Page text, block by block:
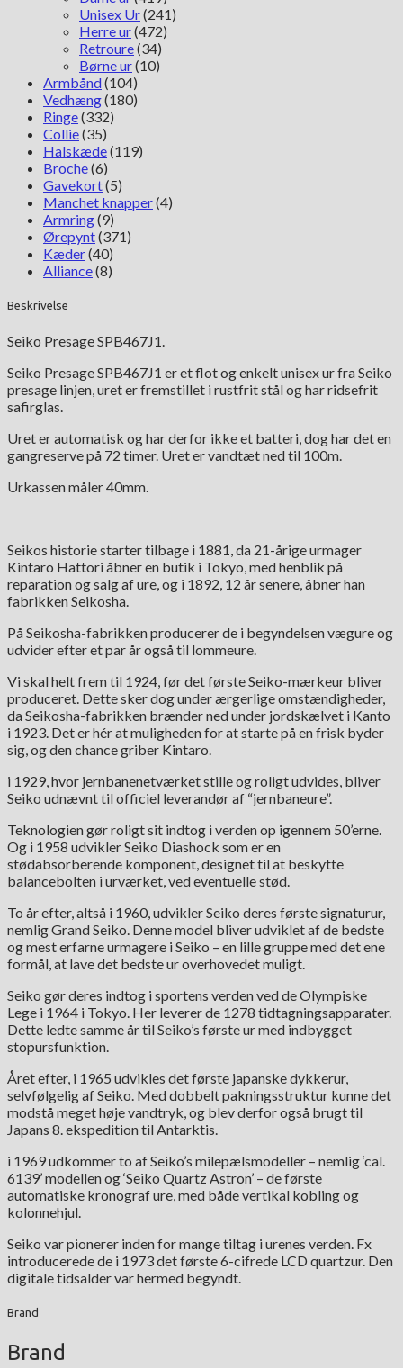
Unisex Ur(241)
Herre ur(472)
Retroure(34)
Børne ur(10)
Armbånd(104)
Vedhæng(180)
Ringe(332)
Collie(35)
Halskæde(119)
Broche(6)
Gavekort(5)
Manchet knapper(4)
Armring(9)
Ørepynt(371)
Kæder(40)
Alliance(8)
Beskrivelse
Seiko Presage SPB467J1.
Seiko Presage SPB467J1 er et flot og enkelt unisex ur fra Seiko
presage linjen, uret er fremstillet i rustfrit stål og har ridsefrit
safirglas.
Uret er automatisk og har derfor ikke et batteri, dog har det en
gangreserve på 72 timer. Uret er vandtæt ned til 100m.
Urkassen måler 40mm.
Seikos historie starter tilbage i 1881, da 21-årige urmager
Kintaro Hattori åbner en butik i Tokyo, med henblik på
reparation og salg af ure, og i 1892, 12 år senere, åbner han
fabrikken Seikosha.
På Seikosha-fabrikken producerer de i begyndelsen vægure og
udvider efter et par år også til lommeure.
Vi skal helt frem til 1924, før det første Seiko-mærkeur bliver
produceret. Dette sker dog under ærgerlige omstændigheder,
da Seikosha-fabrikken brænder ned under jordskælvet i Kanto
i 1923. Det er hér at muligheden for at starte på en frisk byder
sig, og den chance griber Kintaro.
i 1929, hvor jernbanenetværket stille og roligt udvides, bliver
Seiko udnævnt til officiel leverandør af “jernbaneure”.
Teknologien gør roligt sit indtog i verden op igennem 50’erne.
Og i 1958 udvikler Seiko Diashock som er en
stødabsorberende komponent, designet til at beskytte
balancebolten i urværket, ved eventuelle stød.
To år efter, altså i 1960, udvikler Seiko deres første signaturur,
nemlig Grand Seiko. Denne model bliver udviklet af de bedste
og mest erfarne urmagere i Seiko – en lille gruppe med det ene
formål, at lave det bedste ur overhovedet muligt.
Seiko gør deres indtog i sportens verden ved de Olympiske
Lege i 1964 i Tokyo. Her leverer de 1278 tidtagningsapparater.
Dette ledte samme år til Seiko’s første ur med indbygget
stopursfunktion.
Året efter, i 1965 udvikles det første japanske dykkerur,
selvfølgelig af Seiko. Med dobbelt pakningsstruktur kunne det
modstå meget høje vandtryk, og blev derfor også brugt til
Japans 8. ekspedition til Antarktis.
i 1969 udkommer to af Seiko’s milepælsmodeller – nemlig ‘cal.
6139’ modellen og ‘Seiko Quartz Astron’ – de første
automatiske kronograf ure, med både vertikal kobling og
kolonnehjul.
Seiko var pionerer inden for mange tiltag i urenes verden. Fx
introducerede de i 1973 det første 6-cifrede LCD quartzur. Den
digitale tidsalder var hermed begyndt.
Brand
Brand